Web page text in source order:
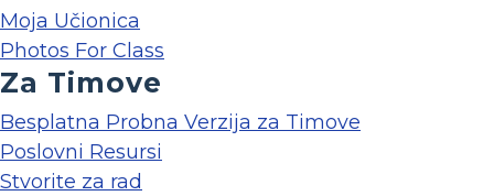
Moja Učionica
Photos For Class
Za Timove
Besplatna Probna Verzija za Timove
Poslovni Resursi
Stvorite za rad